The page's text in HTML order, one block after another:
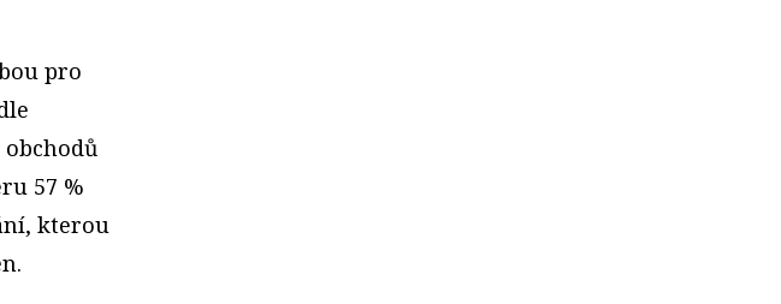
pro
57 %
kterou